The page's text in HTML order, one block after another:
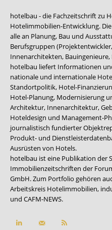
hotelbau - die Fachzeitschrift zu
Hotelimmobilien-Entwicklung.
alle an Planung, Bau und
Berufsgruppen
Innenarchitekten,
hotelbau liefert Informationen
nationale und internationale
Standortpolitik, Hotel-
Hotel-Planung, Modernisierung
Architektur, Innenarchitektur,
Hoteldesign und Management-
journalistisch fundierter
Produkt- und
Ausrüsten von Hotels.
hotelbau ist eine Publikation der
Immobilienzeitschriften der
GmbH. Zum Portfolio gehören
Arbeitskreis Hotelimmobilien,
und CAFM-NEWS.